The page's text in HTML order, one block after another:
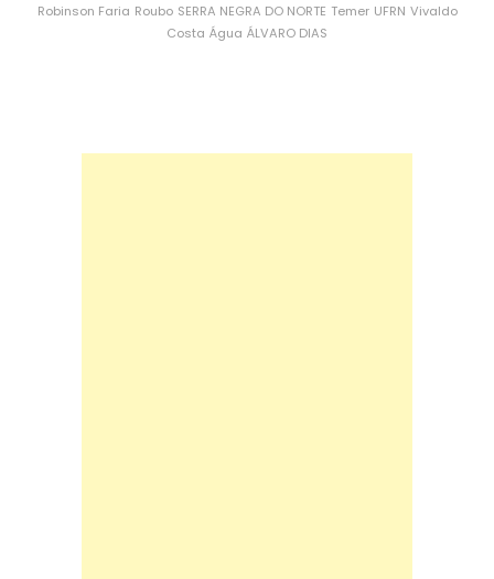
Robinson Faria Roubo SERRA NEGRA DO NORTE Temer UFRN Vivaldo
Costa Água ÁLVARO DIAS